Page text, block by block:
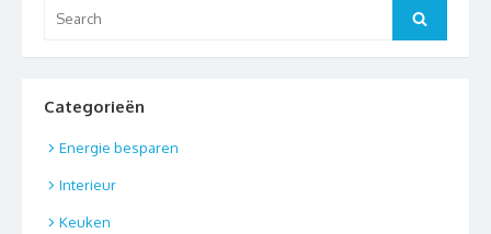
for:
Search
Categorieën
Energie besparen
Interieur
Keuken